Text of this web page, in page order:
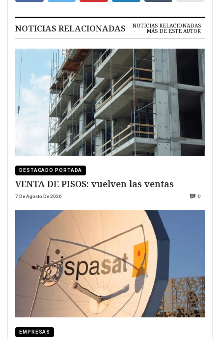
NOTICIAS RELACIONADAS NOTICIAS RELACIONADAS
MÁS DE ESTE AUTOR
DESTACADO PORTADA
VENTA DE PISOS: vuelven las ventas
7 De Agosto De 2026 0
EMPRESAS